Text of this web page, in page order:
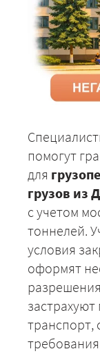
помогут
для
грузов из
с учетом
тоннелей.
условия
оформят
транспорт,